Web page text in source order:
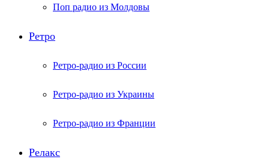
Поп радио из Молдовы
Ретро
Ретро-радио из России
Ретро-радио из Украины
Ретро-радио из Франции
Релакс